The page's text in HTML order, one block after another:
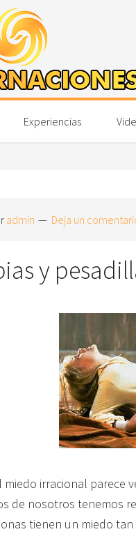
Experiencias
admin Deja un
y
miedo irracional parece
de nosotros tenemos
tienen un miedo